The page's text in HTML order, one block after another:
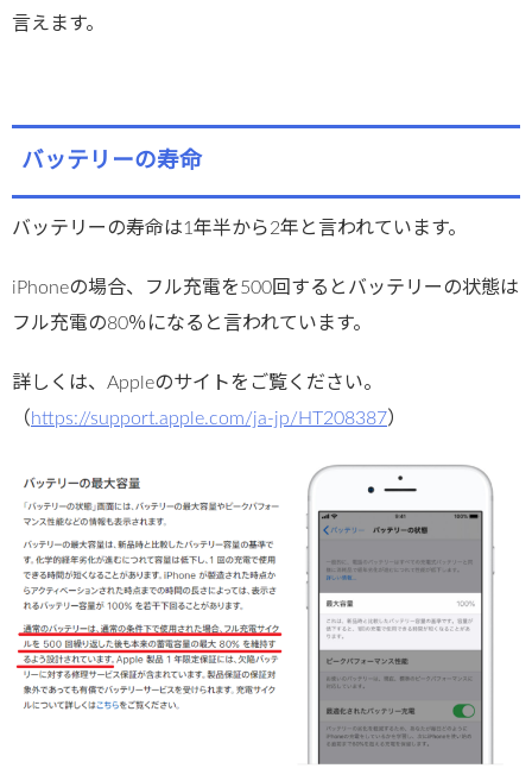
言えます。
バッテリーの寿命
バッテリーの寿命は1年半から2年と言われています。
iPhoneの場合、フル充電を500回するとバッテリーの状態は
フル充電の80％になると言われています。
詳しくは、Appleのサイトをご覧ください。
（ https://support.apple.com/ja-jp/HT208387）